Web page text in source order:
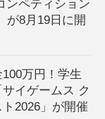
ンペティション
が8月19日に開
100万円！学生
イゲームス ク
2026」が開催